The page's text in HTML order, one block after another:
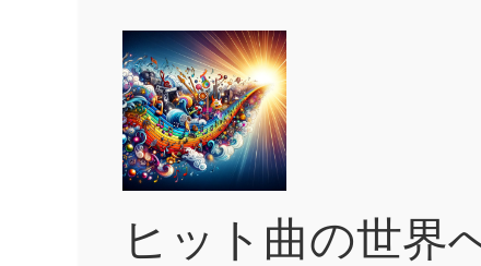
ヒット曲の世界